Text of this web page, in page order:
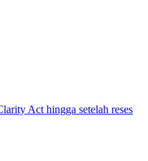
Act hingga setelah reses